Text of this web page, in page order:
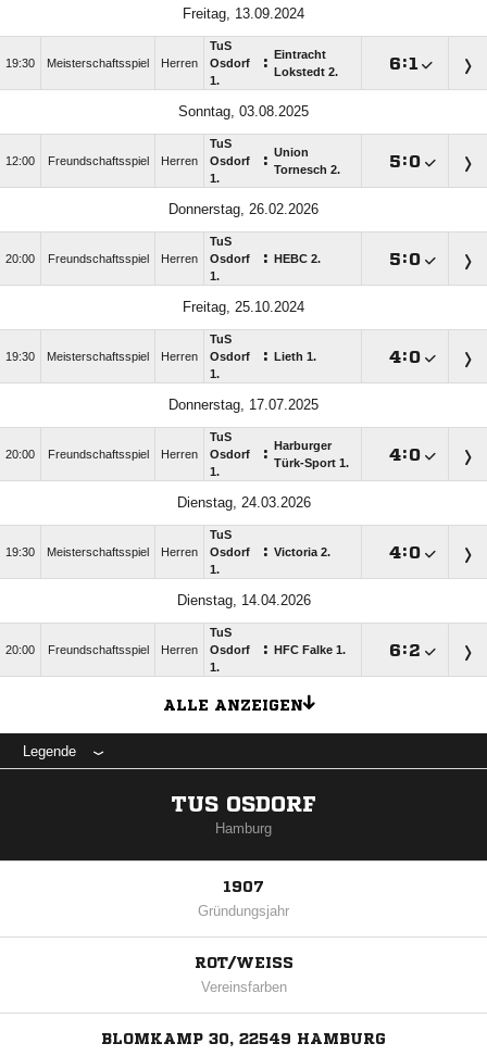
Freitag, 13.09.2024
19:30 Meisterschaftsspiel Herren
TuS
Osdorf
1.
:
Eintracht
Lokstedt 2.
:
Sonntag, 03.08.2025
12:00 Freundschaftsspiel Herren
TuS
Osdorf
1.
: Union
Tornesch 2.
:
Donnerstag, 26.02.2026
20:00 Freundschaftsspiel Herren
TuS
Osdorf
1.
: HEBC 2. :
Freitag, 25.10.2024
19:30 Meisterschaftsspiel Herren
TuS
Osdorf
1.
: Lieth 1. :
Donnerstag, 17.07.2025
20:00 Freundschaftsspiel Herren
TuS
Osdorf
1.
:
Harburger
Türk-Sport 1.
:
Dienstag, 24.03.2026
19:30 Meisterschaftsspiel Herren
TuS
Osdorf
1.
: Victoria 2. :
Dienstag, 14.04.2026
20:00 Freundschaftsspiel Herren
TuS
Osdorf
1.
: HFC Falke 1. :
ALLE ANZEIGEN
Legende
TUS OSDORF
Hamburg
1907
Gründungsjahr
ROT/WEISS
Vereinsfarben
BLOMKAMP 30, 22549 HAMBURG